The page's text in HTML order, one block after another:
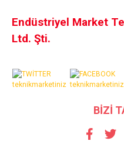
Endüstriyel Market
Ltd. Şti.
BİZİ